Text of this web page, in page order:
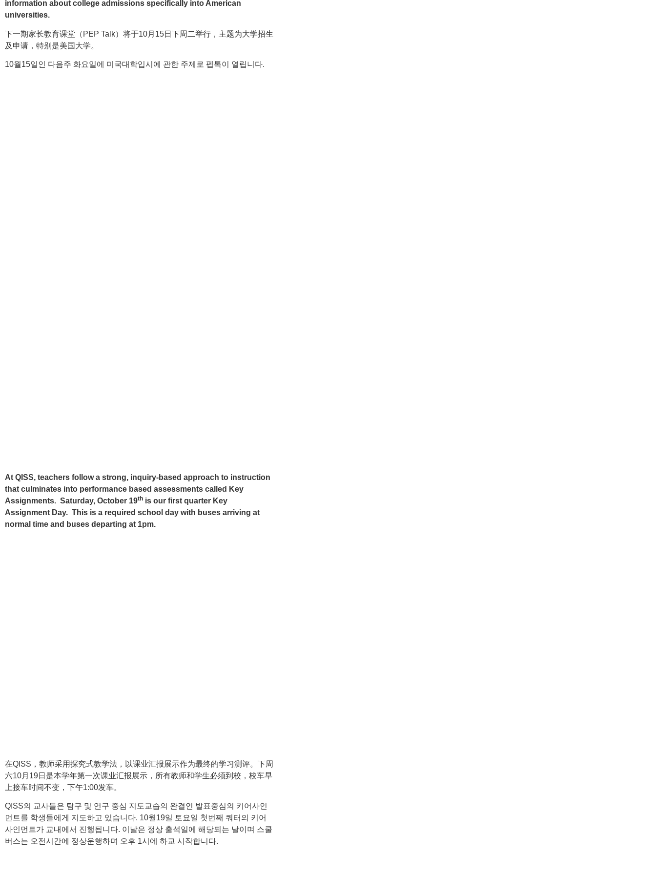
information about college admissions specifically into American
universities.
下一期家长教育课堂（PEP Talk）将于10月15日下周二举行，主题为大学招生
及申请，特别是美国大学。
10월15일인 다음주 화요일에 미국대학입시에 관한 주제로 펩톡이 열립니다.
At QISS, teachers follow a strong, inquiry-based approach to instruction
that culminates into performance based assessments called Key
Assignments. Saturday, October 19th is our first quarter Key
Assignment Day. This is a required school day with buses arriving at
normal time and buses departing at 1pm.
在QISS，教师采用探究式教学法，以课业汇报展示作为最终的学习测评。下周
六10月19日是本学年第一次课业汇报展示，所有教师和学生必须到校，校车早
上接车时间不变，下午1:00发车。
QISS의 교사들은 탐구 및 연구 중심 지도교습의 완결인 발표중심의 키어사인
먼트를 학생들에게 지도하고 있습니다. 10월19일 토요일 첫번째 쿼터의 키어
사인먼트가 교내에서 진행됩니다. 이날은 정상 출석일에 해당되는 날이며 스쿨
버스는 오전시간에 정상운행하며 오후 1시에 하교 시작합니다.